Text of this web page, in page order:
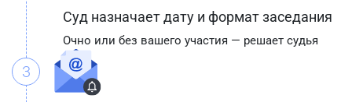
Суд назначает дату и формат заседания
Очно или без вашего участия — решает судья
3